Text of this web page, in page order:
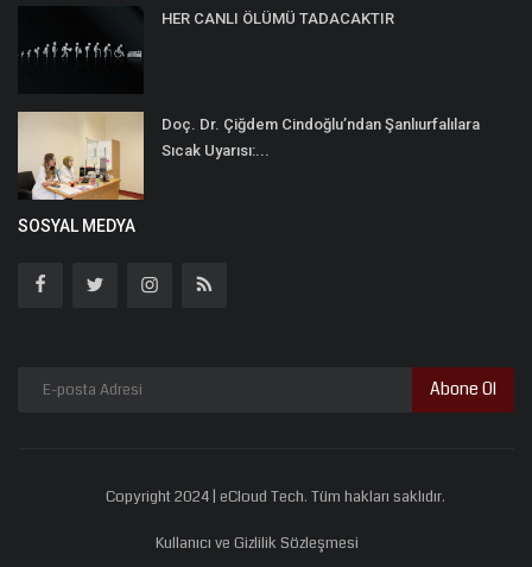
HER CANLI ÖLÜMÜ TADACAKTIR
Doç. Dr. Çiğdem Cindoğlu’ndan Şanlıurfalılara
Sıcak Uyarısı:...
SOSYAL MEDYA
Abone Ol
Copyright 2024 | eCloud Tech. Tüm hakları saklıdır.
Kullanıcı ve Gizlilik Sözleşmesi